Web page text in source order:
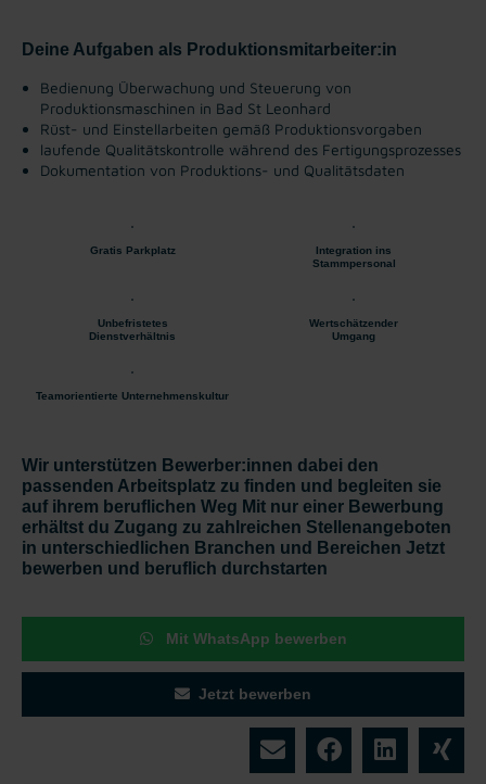
Deine Aufgaben als Produktionsmitarbeiter:in
Bedienung Überwachung und Steuerung von
Produktionsmaschinen in Bad St Leonhard
Rüst- und Einstellarbeiten gemäß Produktionsvorgaben
laufende Qualitätskontrolle während des Fertigungsprozesses
Dokumentation von Produktions- und Qualitätsdaten
Gratis Parkplatz
Integration ins
Stammpersonal
Unbefristetes
Dienstverhältnis
Wertschätzender
Umgang
Teamorientierte Unternehmenskultur
Wir unterstützen Bewerber:innen dabei den
passenden Arbeitsplatz zu finden und begleiten sie
auf ihrem beruflichen Weg Mit nur einer Bewerbung
erhältst du Zugang zu zahlreichen Stellenangeboten
in unterschiedlichen Branchen und Bereichen Jetzt
bewerben und beruflich durchstarten
Mit WhatsApp bewerben
Jetzt bewerben